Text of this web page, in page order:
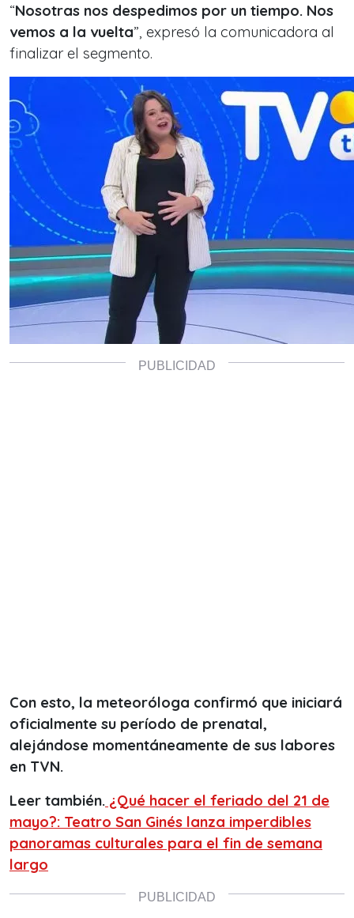
“Nosotras nos despedimos por un tiempo. Nos
vemos a la vuelta”, expresó la comunicadora al
finalizar el segmento.
Con esto, la meteoróloga confirmó que iniciará
oficialmente su período de prenatal,
alejándose momentáneamente de sus labores
en TVN.
Leer también. ¿Qué hacer el feriado del 21 de
mayo?: Teatro San Ginés lanza imperdibles
panoramas culturales para el fin de semana
largo